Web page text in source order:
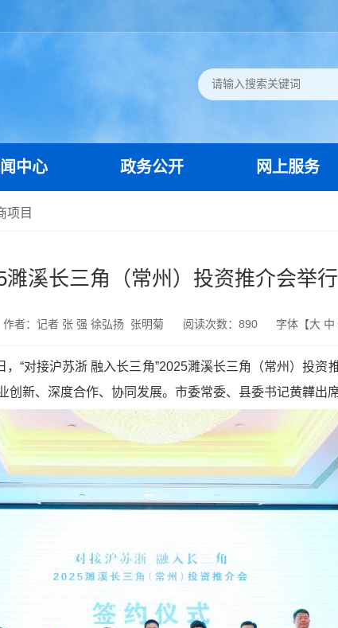
中心 政务公开 网上服务
项目
濉溪长三角（常州）投资推介会举行
作者：记者 张 强 徐弘扬 张明菊 阅读次数： 890 字体【大 中
“对接沪苏浙 融入长三角”2025濉溪长三角（常州）投资
新、深度合作、协同发展。市委常委、县委书记黄韡出